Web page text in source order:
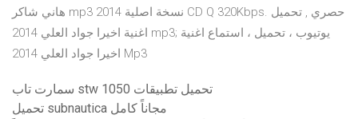
هاني شاكر mp3 2014 نسخة اصلية CD Q 320Kbps. حصري , تحميل
اغنية اخيرا جواد العلي 2014 mp3; يوتيوب ، تحميل ، استماع اغنية
اخيرا جواد العلي 2014 Mp3
سمارت تاب stw 1050 تحميل تطبيقات
تحميل subnautica مجاناً كامل